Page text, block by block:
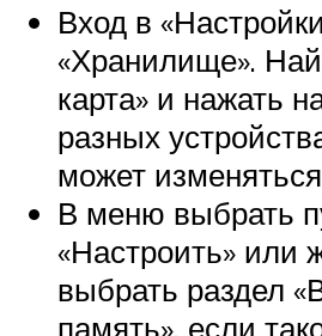
Вход в
«Хранилище».
карта» и нажать
разных
может
В меню выбрать
«Настроить» или
выбрать раздел
память», если